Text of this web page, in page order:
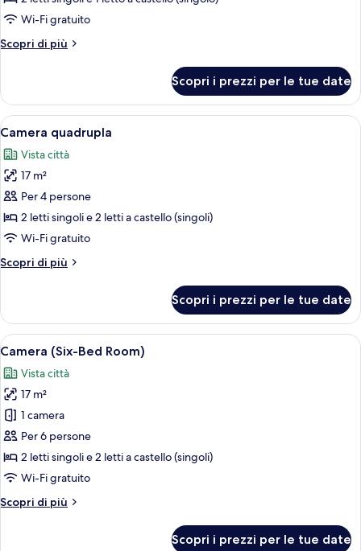
Wi-Fi gratuito
Scopri di più
Altri
familiare
Scopri i prezzi per le tue date
Apri
tutte
le
foto
per
Camera
quadrupla
Una cassaforte in camera, una
4
Camera quadrupla
Vista città
17 m²
Per 4 persone
2 letti singoli e 2 letti a castello (singoli)
Wi-Fi gratuito
Scopri di più
Altri
quadrupla
Scopri i prezzi per le tue date
Apri
tutte
le
foto
per
Camera
(Six-
Bed
Una cassaforte in camera, una
4
Camera (Six-Bed Room)
Vista città
17 m²
1 camera
Per 6 persone
2 letti singoli e 2 letti a castello (singoli)
Wi-Fi gratuito
Scopri di più
Altri
Scopri i prezzi per le tue date